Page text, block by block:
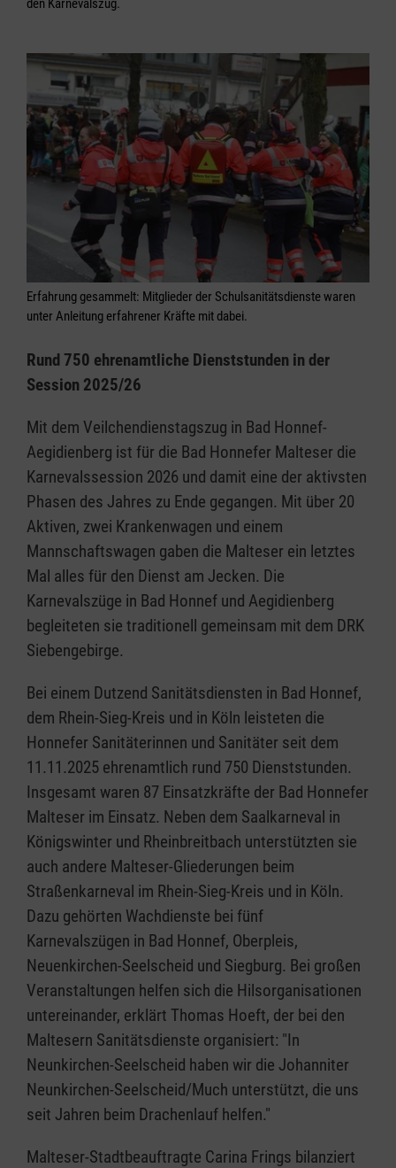
den Karnevalszug.
Erfahrung gesammelt: Mitglieder der Schulsanitätsdienste waren
unter Anleitung erfahrener Kräfte mit dabei.
Rund 750 ehrenamtliche Dienststunden in der
Session 2025/26
Mit dem Veilchendienstagszug in Bad Honnef-
Aegidienberg ist für die Bad Honnefer Malteser die
Karnevalssession 2026 und damit eine der aktivsten
Phasen des Jahres zu Ende gegangen. Mit über 20
Aktiven, zwei Krankenwagen und einem
Mannschaftswagen gaben die Malteser ein letztes
Mal alles für den Dienst am Jecken. Die
Karnevalszüge in Bad Honnef und Aegidienberg
begleiteten sie traditionell gemeinsam mit dem DRK
Siebengebirge.
Bei einem Dutzend Sanitätsdiensten in Bad Honnef,
dem Rhein-Sieg-Kreis und in Köln leisteten die
Honnefer Sanitäterinnen und Sanitäter seit dem
11.11.2025 ehrenamtlich rund 750 Dienststunden.
Insgesamt waren 87 Einsatzkräfte der Bad Honnefer
Malteser im Einsatz. Neben dem Saalkarneval in
Königswinter und Rheinbreitbach unterstützten sie
auch andere Malteser-Gliederungen beim
Straßenkarneval im Rhein-Sieg-Kreis und in Köln.
Dazu gehörten Wachdienste bei fünf
Karnevalszügen in Bad Honnef, Oberpleis,
Neuenkirchen-Seelscheid und Siegburg. Bei großen
Veranstaltungen helfen sich die Hilsorganisationen
untereinander, erklärt Thomas Hoeft, der bei den
Maltesern Sanitätsdienste organisiert: "In
Neunkirchen-Seelscheid haben wir die Johanniter
Neunkirchen-Seelscheid/Much unterstützt, die uns
seit Jahren beim Drachenlauf helfen."
Malteser-Stadtbeauftragte Carina Frings bilanziert